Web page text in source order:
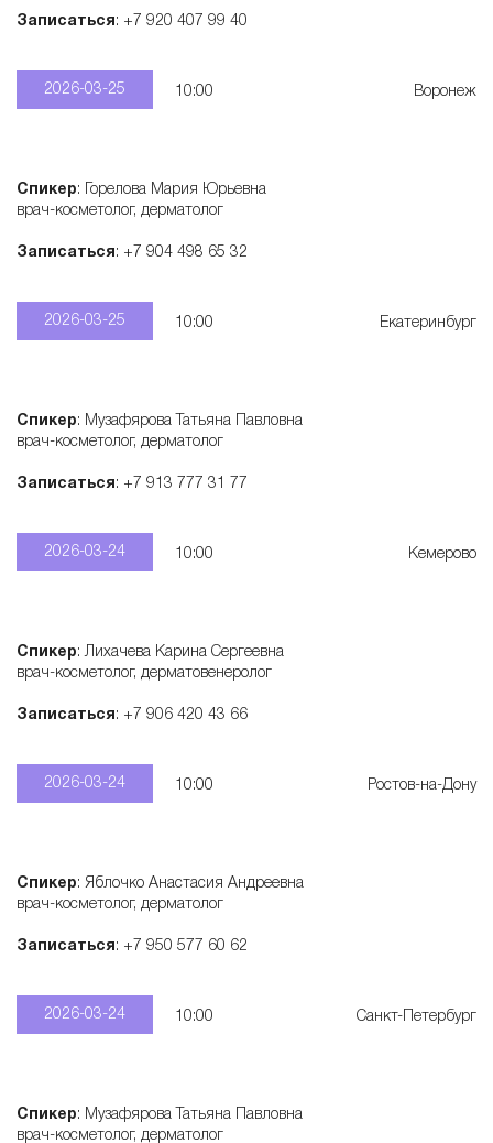
Записаться: +7 920 407 99 40
2026-03-25 10:00 Воронеж
Спикер: Горелова Мария Юрьевна
врач-косметолог, дерматолог
Записаться: +7 904 498 65 32
2026-03-25 10:00 Екатеринбург
Спикер: Музафярова Татьяна Павловна
врач-косметолог, дерматолог
Записаться: +7 913 777 31 77
2026-03-24 10:00 Кемерово
Спикер: Лихачева Карина Сергеевна
врач-косметолог, дерматовенеролог
Записаться: +7 906 420 43 66
2026-03-24 10:00 Ростов-на-Дону
Спикер: Яблочко Анастасия Андреевна
врач-косметолог, дерматолог
Записаться: +7 950 577 60 62
2026-03-24 10:00 Санкт-Петербург
Спикер: Музафярова Татьяна Павловна
врач-косметолог, дерматолог